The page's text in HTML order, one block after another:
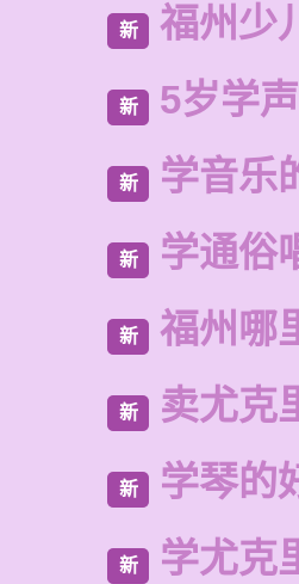
新 福州少
新 5岁学
新 学音乐
新 学通俗
新 福州哪
新 卖尤克
新 学琴的
新 学尤克